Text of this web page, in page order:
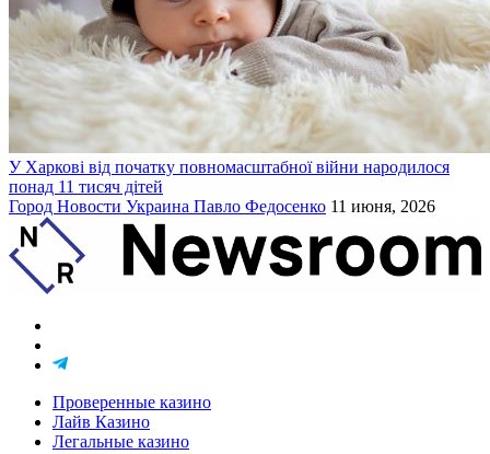
У Харкові від початку повномасштабної війни народилося
понад 11 тисяч дітей
Город Новости Украина Павло Федосенко 11 июня, 2026
Проверенные казино
Лайв Казино
Легальные казино